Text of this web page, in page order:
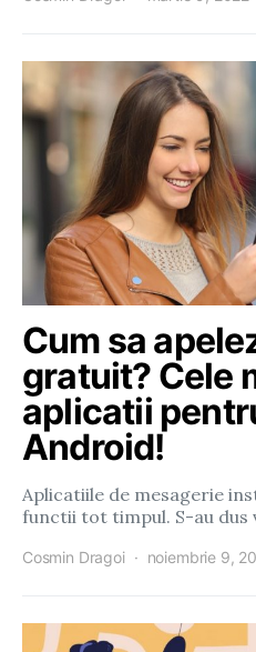
Cum sa
gratuit? Cele
aplicatii
Android!
Aplicatiile de mesagerie
functii tot timpul. S-au dus
Cosmin Dragoi noiembrie 9,